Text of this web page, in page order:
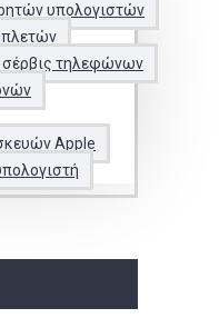
υπολογιστών
σέρβις τηλεφώνων
Apple